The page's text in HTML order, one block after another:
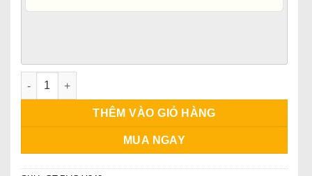
cửa nhựa giá rẻ số lượng
THÊM VÀO GIỎ HÀNG
MUA NGAY